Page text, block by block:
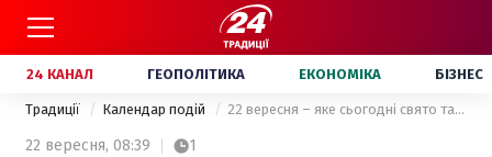
24 КАНАЛ ГЕОПОЛІТИКА ЕКОНОМІКА БІЗНЕС
Традиції Календар подій 22 вересня – яке сьогодні свято та що не можна робити в цей день
22 вересня, 08:39 1